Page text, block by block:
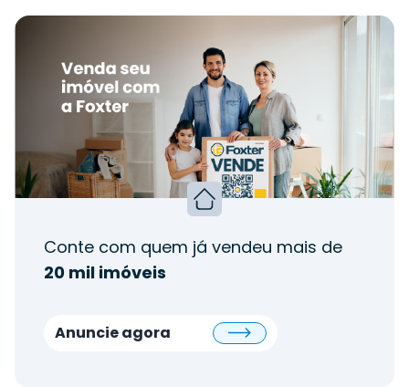
Conte com quem já vendeu mais de
20 mil imóveis
Anuncie agora